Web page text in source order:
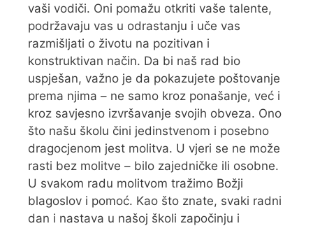
vaši vodiči. Oni pomažu otkriti vaše talente,
podržavaju vas u odrastanju i uče vas
razmišljati o životu na pozitivan i
konstruktivan način. Da bi naš rad bio
uspješan, važno je da pokazujete poštovanje
prema njima – ne samo kroz ponašanje, već i
kroz savjesno izvršavanje svojih obveza. Ono
što našu školu čini jedinstvenom i posebno
dragocjenom jest molitva. U vjeri se ne može
rasti bez molitve – bilo zajedničke ili osobne.
U svakom radu molitvom tražimo Božji
blagoslov i pomoć. Kao što znate, svaki radni
dan i nastava u našoj školi započinju i